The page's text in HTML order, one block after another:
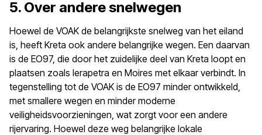
5. Over andere snelwegen
Hoewel de VOAK de belangrijkste snelweg van het eiland
is, heeft Kreta ook andere belangrijke wegen. Een daarvan
is de EO97, die door het zuidelijke deel van Kreta loopt en
plaatsen zoals Ierapetra en Moires met elkaar verbindt. In
tegenstelling tot de VOAK is de EO97 minder ontwikkeld,
met smallere wegen en minder moderne
veiligheidsvoorzieningen, wat zorgt voor een andere
rijervaring. Hoewel deze weg belangrijke lokale